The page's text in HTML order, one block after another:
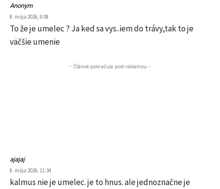
Anonym
8. mája 2026, 8:08
To že je umelec ? Ja ked sa vys..iem do trávy,tak to je
väčšie umenie
- Článok pokračuje pod reklamou -
ajajaj
8. mája 2026, 11:34
kalmus nie je umelec. je to hnus. ale jednoznačne je